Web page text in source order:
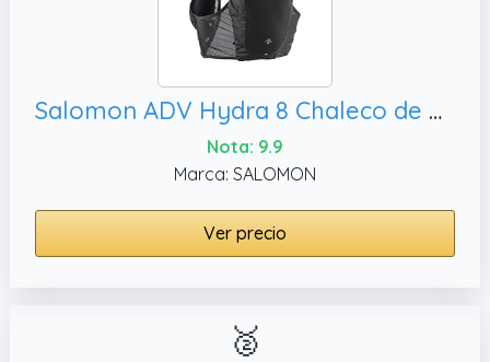
Salomon ADV Hydra 8 Chaleco de Hidratación Unisex, Medium
Nota: 9.9
Marca: SALOMON
Ver precio
🥈